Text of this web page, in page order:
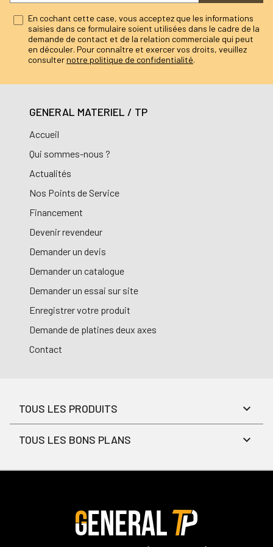
En cochant cette case, vous acceptez que les informations
saisies dans ce formulaire soient utilisées dans le cadre de la
demande de contact et de la relation commerciale qui peut
en découler. Pour connaître et exercer vos droits, veuillez
consulternotre politique de confidentialité.
GENERAL MATERIEL / TP
Accueil
Qui sommes-nous ?
Actualités
Nos Points de Service
Financement
Devenir revendeur
Demander un devis
Demander un catalogue
Demander un essai sur site
Enregistrer votre produit
Demande de platines deux axes
Contact
TOUS LES PRODUITS
TOUS LES BONS PLANS